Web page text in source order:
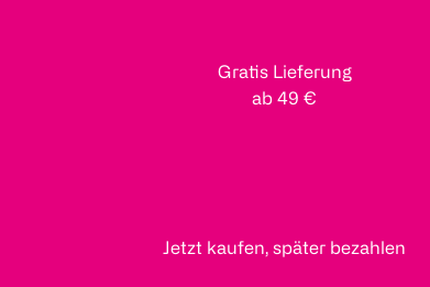
Gratis Lieferung
ab 49 €
Jetzt kaufen, später bezahlen